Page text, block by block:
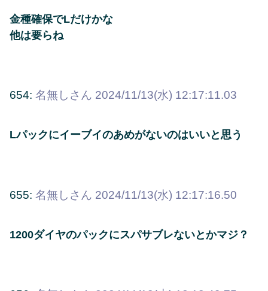
金種確保でLだけかな
他は要らね
654: 名無しさん 2024/11/13(水) 12:17:11.03
Lパックにイーブイのあめがないのはいいと思う
655: 名無しさん 2024/11/13(水) 12:17:16.50
1200ダイヤのパックにスパサブレないとかマジ？